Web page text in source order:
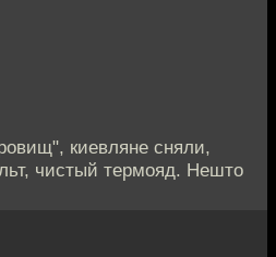
киевляне сняли,
чистый термояд. Нешто